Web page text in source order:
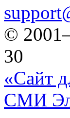
©
30
«Сайт
СМИ Эл